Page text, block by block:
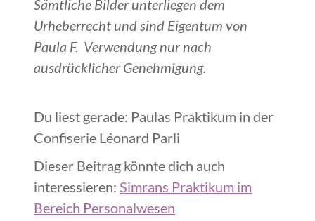
Sämtliche Bilder unterliegen dem
Urheberrecht und sind Eigentum von
Paula F. Verwendung nur nach
ausdrücklicher Genehmigung.
Du liest gerade: Paulas Praktikum in der
Confiserie Léonard Parli
Dieser Beitrag könnte dich auch
interessieren: Simrans Praktikum im
Bereich Personalwesen